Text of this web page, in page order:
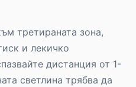
третираната зона,
и лекичко
дистанция от 1-
светлина трябва да